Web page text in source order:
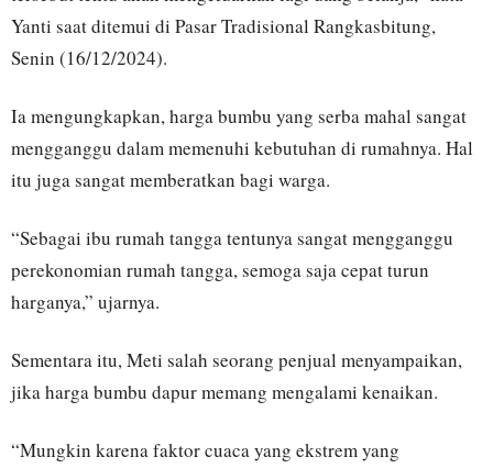
Yanti saat ditemui di Pasar Tradisional Rangkasbitung,
Senin (16/12/2024).
Ia mengungkapkan, harga bumbu yang serba mahal sangat
mengganggu dalam memenuhi kebutuhan di rumahnya. Hal
itu juga sangat memberatkan bagi warga.
“Sebagai ibu rumah tangga tentunya sangat mengganggu
perekonomian rumah tangga, semoga saja cepat turun
harganya,” ujarnya.
Sementara itu, Meti salah seorang penjual menyampaikan,
jika harga bumbu dapur memang mengalami kenaikan.
“Mungkin karena faktor cuaca yang ekstrem yang